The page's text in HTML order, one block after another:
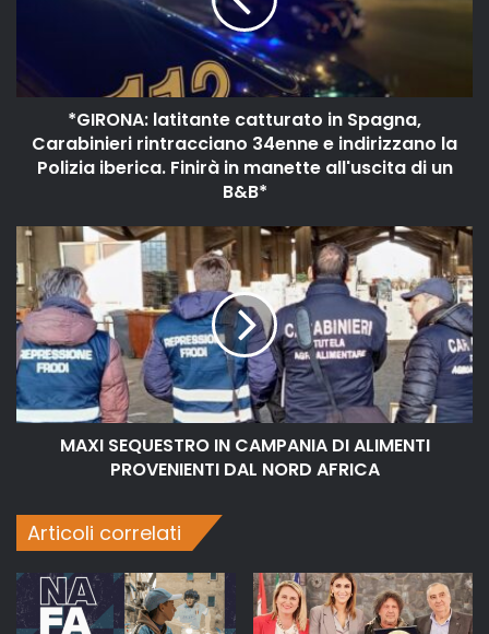
*GIRONA: latitante catturato in Spagna,
Carabinieri rintracciano 34enne e indirizzano la
Polizia iberica. Finirà in manette all'uscita di un
B&B*
MAXI SEQUESTRO IN CAMPANIA DI ALIMENTI
PROVENIENTI DAL NORD AFRICA
Articoli correlati